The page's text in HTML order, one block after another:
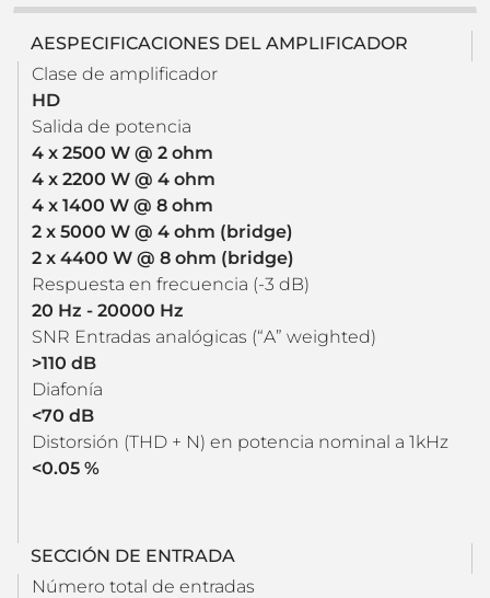
AESPECIFICACIONES DEL AMPLIFICADOR
Clase de amplificador
HD
Salida de potencia
4 x 2500 W @ 2 ohm
4 x 2200 W @ 4 ohm
4 x 1400 W @ 8 ohm
2 x 5000 W @ 4 ohm (bridge)
2 x 4400 W @ 8 ohm (bridge)
Respuesta en frecuencia (-3 dB)
20 Hz - 20000 Hz
SNR Entradas analógicas (“A” weighted)
>110 dB
Diafonía
<70 dB
Distorsión (THD + N) en potencia nominal a 1kHz
<0.05 %
SECCIÓN DE ENTRADA
Número total de entradas